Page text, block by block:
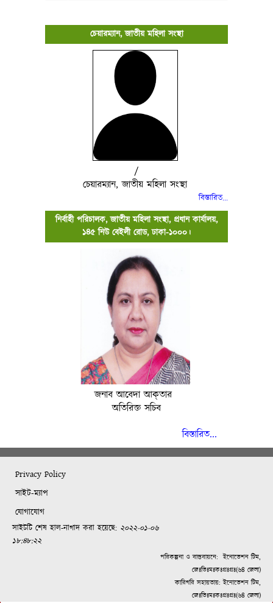
চেয়ারম্যান, জাতীয় মহিলা সংস্থা
/
চেয়ারম্যান, জাতীয় মহিলা সংস্থা
বিস্তারিত...
নির্বাহী পরিচালক, জাতীয় মহিলা সংস্থা, প্রধান কার্যালয়,
১৪৫ নিউ বেইলী রোড, ঢাকা-১০০০।
জনাব আবেদা আক্‌তার
অতিরিক্ত সচিব
বিস্তারিত...
Privacy Policy
সাইট-ম্যাপ
যোগাযোগ
সাইটটি শেষ হাল-নাগাদ করা হয়েছে: ২০২২-০১-০৬
১৮:৪৮:২২
পরিকল্পনা ও বাস্তবায়নে:ইনোভেশন টিম,
জেঃভিঃমঃকঃপ্রঃপ্রঃ(৬৪ জেলা)
কারিগরি সহায়তায়: ইনোভেশন টিম,
জেঃভিঃমঃকঃপ্রঃপ্রঃ(৬৪ জেলা)